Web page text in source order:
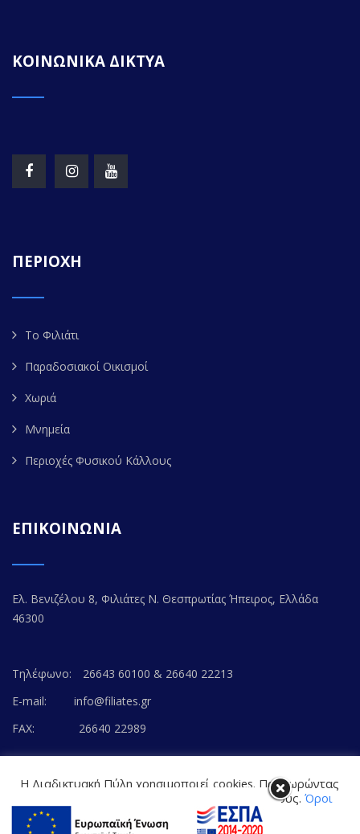
ΚΟΙΝΩΝΙΚΑ ΔΙΚΤΥΑ
ΠΕΡΙΟΧΗ
Το Φιλιάτι
Παραδοσιακοί Οικισμοί
Χωριά
Μνημεία
Περιοχές Φυσικού Κάλλους
ΕΠΙΚΟΙΝΩΝΙΑ
Ελ. Βενιζέλου 8, Φιλιάτες Ν. Θεσπρωτίας Ήπειρος, Ελλάδα
46300
Τηλέφωνο:
26643 60100 & 26640 22213
E-mail:
info@filiates.gr
FAX:
26640 22989
© Copyright 2020. FILIATES.GR | All Rights Reserved.
Η Διαδικτυακή Πύλη χρησιμοποιεί cookies. Προχωρώντας
στο περιεχόμενο, συναινείτε με την αποδοχή τους. Όροι
Χρήσης Ιστοτόπου